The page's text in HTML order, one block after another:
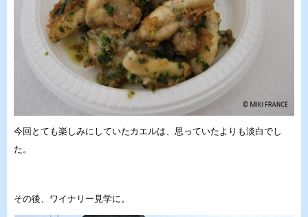
今回とても楽しみにしていたカエルは、思っていたよりも淡白でし
た。
その後、ワイナリー見学に。